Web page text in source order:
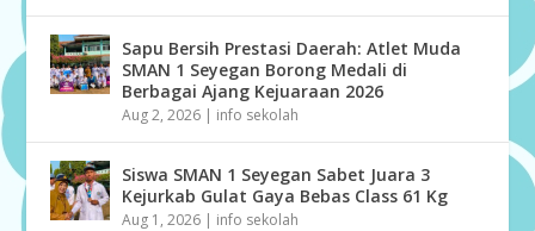
Sapu Bersih Prestasi Daerah: Atlet Muda
SMAN 1 Seyegan Borong Medali di
Berbagai Ajang Kejuaraan 2026
Aug 2, 2026 | info sekolah
Siswa SMAN 1 Seyegan Sabet Juara 3
Kejurkab Gulat Gaya Bebas Class 61 Kg
Aug 1, 2026 | info sekolah